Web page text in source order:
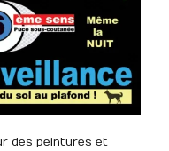
des peintures et